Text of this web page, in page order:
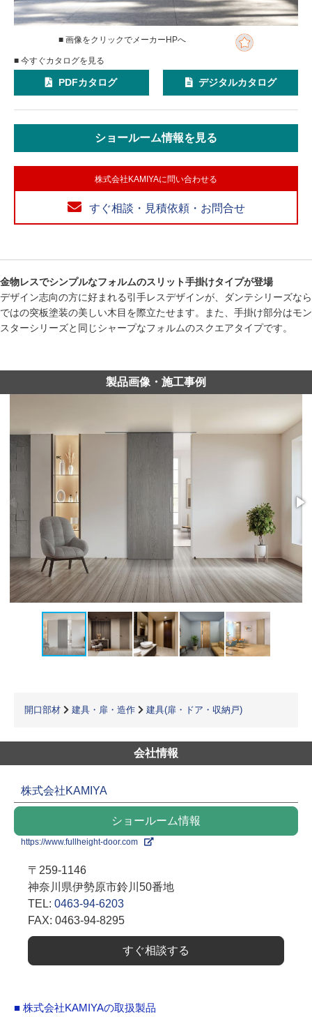
■ 画像をクリックでメーカーHPへ
■ 今すぐカタログを見る
PDFカタログ デジタルカタログ
ショールーム情報を見る
株式会社KAMIYAに問い合わせる
すぐ相談・見積依頼・お問合せ
金物レスでシンプルなフォルムのスリット手掛けタイプが登場
デザイン志向の方に好まれる引手レスデザインが、ダンテシリーズなら
ではの突板塗装の美しい木目を際立たせます。また、手掛け部分はモン
スターシリーズと同じシャープなフォルムのスクエアタイプです。
製品画像・施工事例
開口部材 建具・扉・造作 建具(扉・ドア・収納戸)
会社情報
株式会社KAMIYA
ショールーム情報
https://www.fullheight-door.com
〒259-1146
神奈川県伊勢原市鈴川50番地
TEL: 0463-94-6203
FAX: 0463-94-8295
すぐ相談する
■ 株式会社KAMIYAの取扱製品